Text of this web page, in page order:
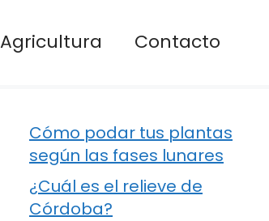
Agricultura Contacto
Cómo podar tus plantas
según las fases lunares
¿Cuál es el relieve de
Córdoba?